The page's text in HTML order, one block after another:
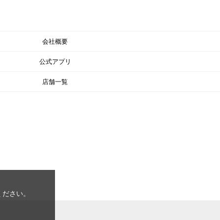
会社概要
公式アプリ
店舗一覧
さい。